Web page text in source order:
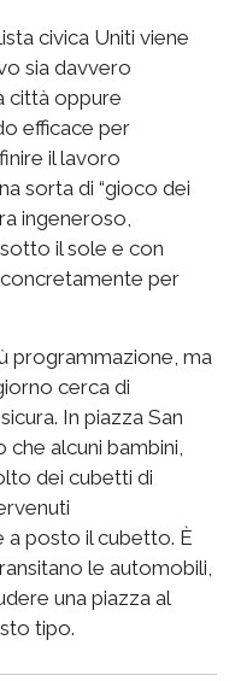
civica Uniti viene
sia davvero
città oppure
efficace per
il lavoro
sorta di “gioco dei
ingeneroso,
il sole e con
per
programmazione, ma
cerca di
In piazza San
alcuni bambini,
dei cubetti di
posto il cubetto. È
le automobili,
una piazza al
tipo.